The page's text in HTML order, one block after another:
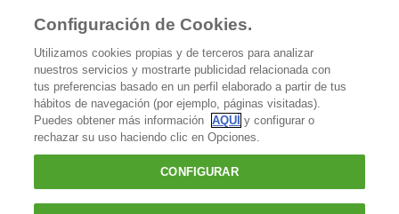
OCU
Quiénes somos
Qué hacemos
Contacto
Favoritos
Configuración de Cookies.
Utilizamos cookies propias y de terceros para analizar
nuestros servicios y mostrarte publicidad relacionada con
tus preferencias basado en un perfil elaborado a partir de tus
hábitos de navegación (por ejemplo, páginas visitadas).
Puedes obtener más información
AQUÍ y configurar o
rechazar su uso haciendo clic en Opciones.
CONFIGURAR